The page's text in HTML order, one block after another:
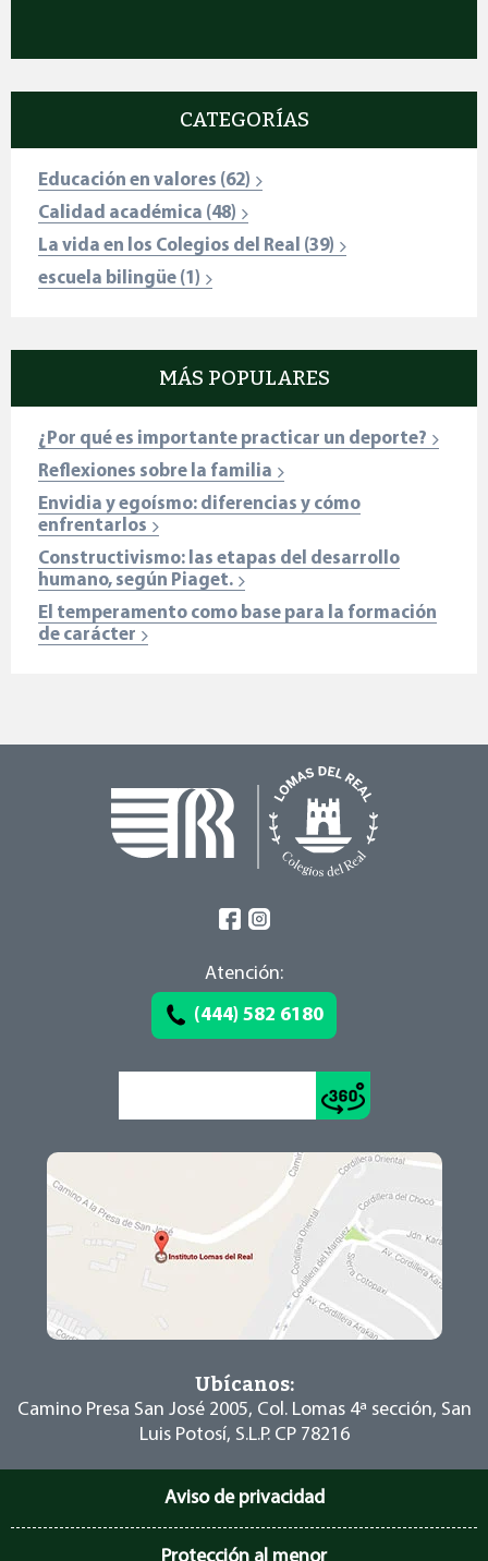
CATEGORÍAS
Educación en valores (62)
Calidad académica (48)
La vida en los Colegios del Real (39)
escuela bilingüe (1)
MÁS POPULARES
¿Por qué es importante practicar un deporte?
Reflexiones sobre la familia
Envidia y egoísmo: diferencias y cómo
enfrentarlos
Constructivismo: las etapas del desarrollo
humano, según Piaget.
El temperamento como base para la formación
de carácter
Atención:
(444) 582 6180
Ubícanos:
Camino Presa San José 2005, Col. Lomas 4ª sección, San
Luis Potosí, S.L.P. CP 78216
Aviso de privacidad